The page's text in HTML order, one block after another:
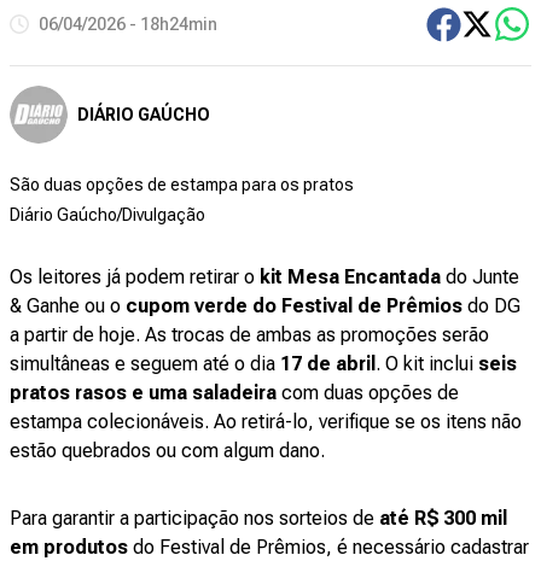
06/04/2026 - 18h24min
DIÁRIO GAÚCHO
São duas opções de estampa para os pratos
Diário Gaúcho/Divulgação
Os leitores já podem retirar o kit Mesa Encantada do Junte
& Ganhe ou o cupom verde do Festival de Prêmios do DG
a partir de hoje. As trocas de ambas as promoções serão
simultâneas e seguem até o dia 17 de abril . O kit inclui seis
pratos rasos e uma saladeira com duas opções de
estampa colecionáveis. Ao retirá-lo, verifique se os itens não
estão quebrados ou com algum dano.
Para garantir a participação nos sorteios de até R$ 300 mil
em produtos do Festival de Prêmios, é necessário cadastrar